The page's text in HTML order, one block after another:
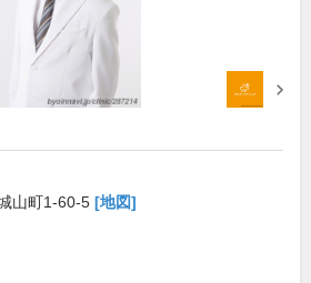
山町1-60-5 [地図]